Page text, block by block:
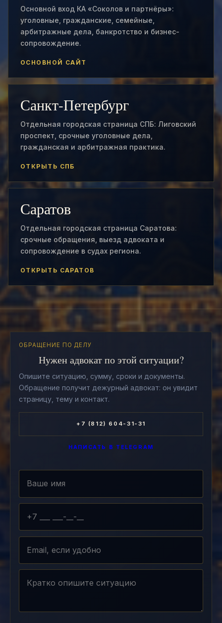
Основной вход КА «Соколов и партнёры»:
уголовные, гражданские, семейные,
арбитражные дела, банкротство и бизнес-
сопровождение.
ОСНОВНОЙ САЙТ
Санкт-Петербург
Отдельная городская страница СПБ: Лиговский
проспект, срочные уголовные дела,
гражданская и арбитражная практика.
ОТКРЫТЬ СПБ
Саратов
Отдельная городская страница Саратова:
срочные обращения, выезд адвоката и
сопровождение в судах региона.
ОТКРЫТЬ САРАТОВ
ОБРАЩЕНИЕ ПО ДЕЛУ
Нужен адвокат по этой ситуации?
Опишите ситуацию, сумму, сроки и документы.
Обращение получит дежурный адвокат: он увидит
страницу, тему и контакт.
+7 (812) 604-31-31
НАПИСАТЬ В TELEGRAM